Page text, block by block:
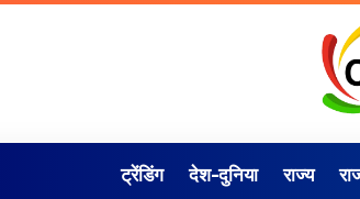
ट्रेंडिंग देश-दुनिया राज्य